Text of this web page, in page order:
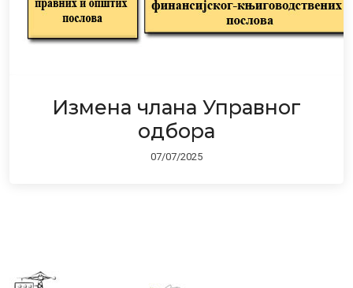
Измена члана Управног
одбора
07/07/2025